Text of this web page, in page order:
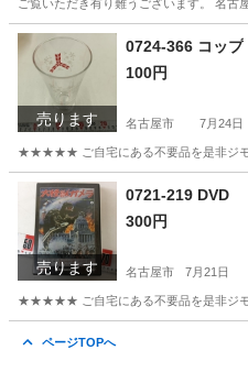
ご覧いただき有り難うございます。 名
愛知 名古屋市 リユ
売ります
0724-366 コップ
100円
名古屋市 7月24日
★★★★★ ご自宅にある不要品を是非ジモ
愛知 名古屋市
売ります
0721-219 DVD
300円
名古屋市 7月21日
★★★★★ ご自宅にある不要品を是非ジモ
ページTOPへ